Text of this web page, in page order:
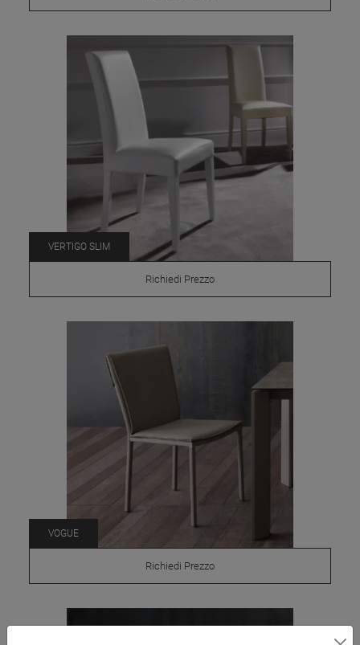
VERTIGO SLIM
Richiedi Prezzo
VOGUE
Richiedi Prezzo